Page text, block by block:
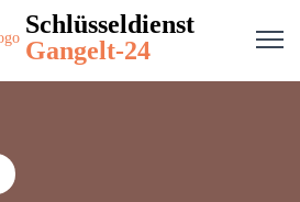
Schlüsseldienst
Gangelt-24